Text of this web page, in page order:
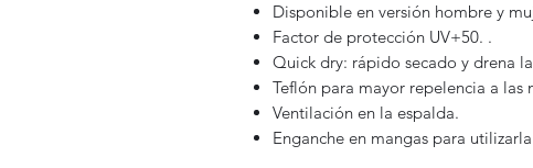
Disponible en versión hombre y
Factor de protección UV+50. .
Quick dry: rápido secado y drena
Teflón para mayor repelencia a las
Ventilación en la espalda.
Enganche en mangas para